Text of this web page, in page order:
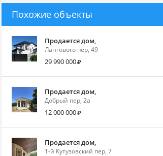
Похожие объекты
Продается дом,
Лангового пер, 49
29 990 000
Продается дом,
Добрый пер, 2а
12 000 000
Продается дом,
1-й Кутузовский пер, 7